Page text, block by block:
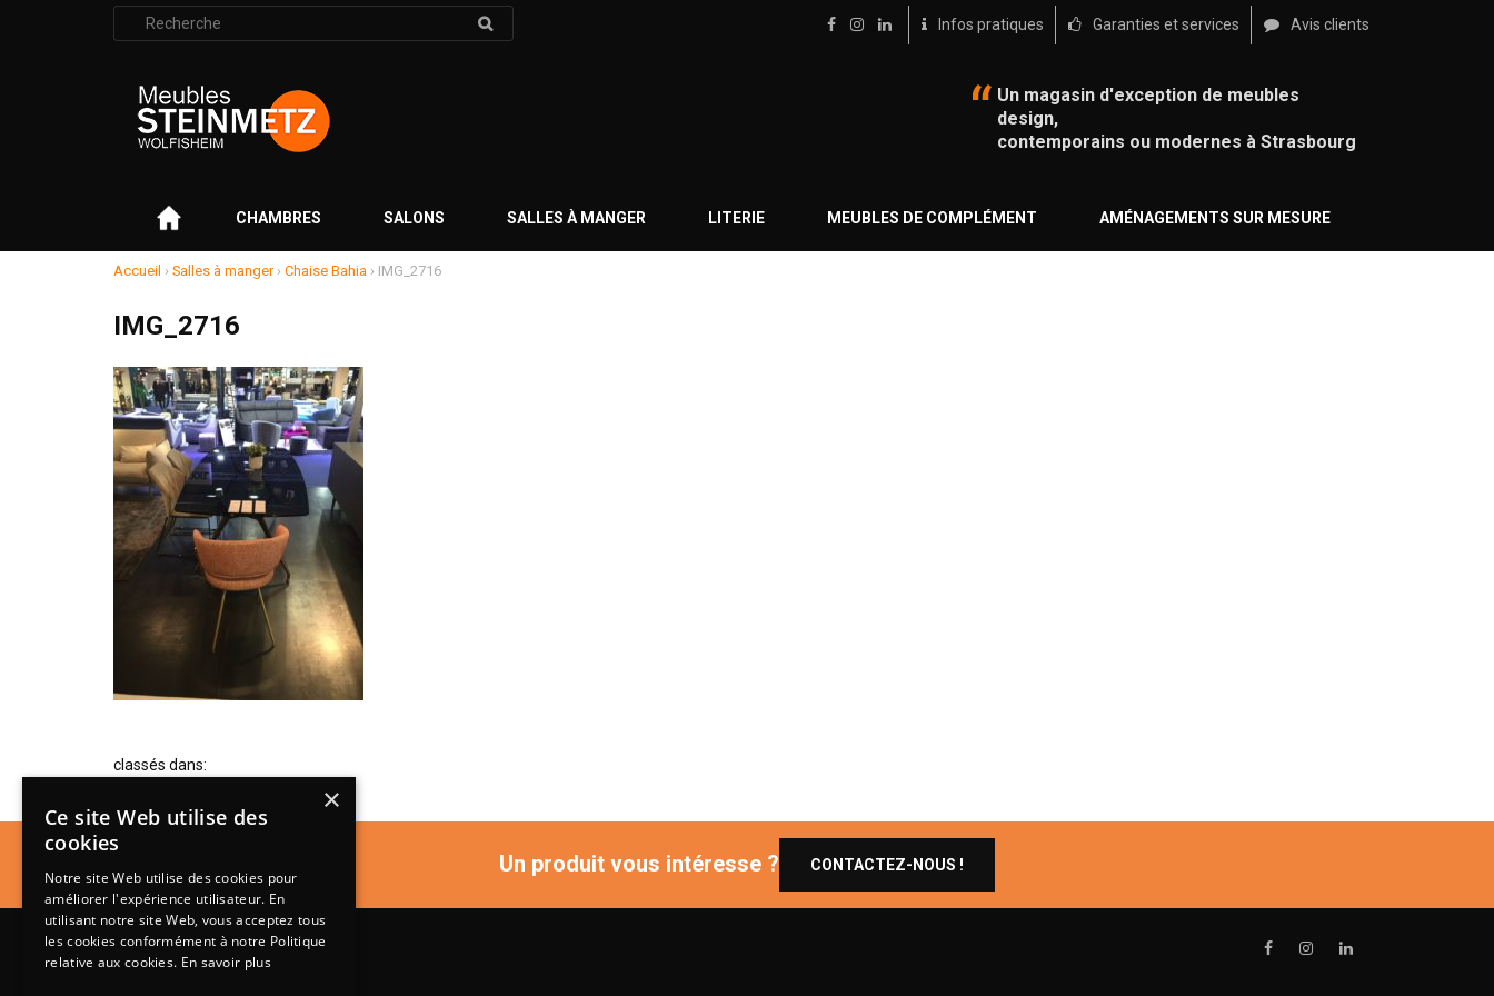
Rechercher
:
Infos pratiques Garanties et services Avis clients
Un magasin d'exception de meubles
design,
contemporains ou modernes à Strasbourg
CHAMBRES SALONS SALLES À MANGER LITERIE MEUBLES DE COMPLÉMENT AMÉNAGEMENTS SUR MESURE
Accueil › Salles à manger› Chaise Bahia › IMG_2716
IMG_2716
classés dans:
Un produit vous intéresse ? CONTACTEZ-NOUS !
×
Ce site Web utilise des
cookies
Notre site Web utilise des cookies pour
améliorer l'expérience utilisateur. En
utilisant notre site Web, vous acceptez tous
les cookies conformément à notre Politique
relative aux cookies. En savoir plus